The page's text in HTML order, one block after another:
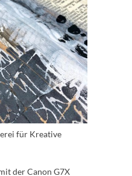
für Kreative
der Canon G7X